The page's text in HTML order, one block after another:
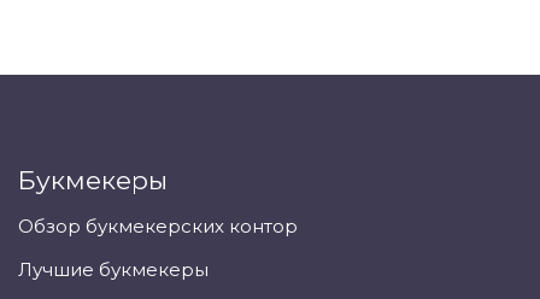
Букмекеры
Обзор букмекерских контор
Лучшие букмекеры